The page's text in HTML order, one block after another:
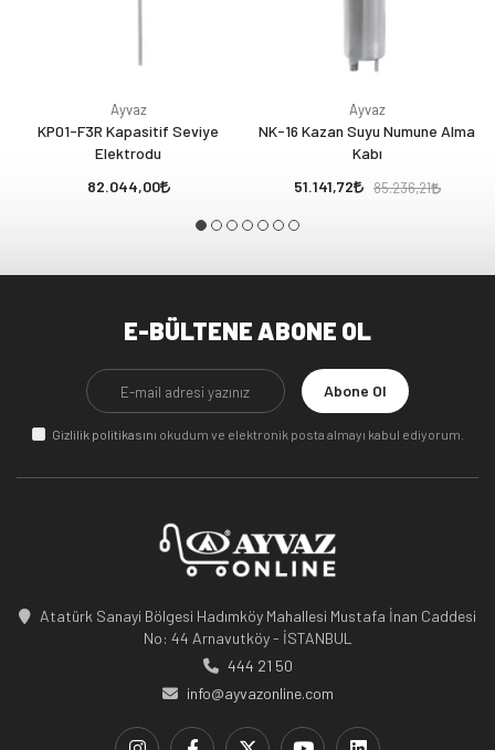
Ayvaz
KP01-F3R Kapasitif Seviye
Elektrodu
82.044,00
Ayvaz
NK-16 Kazan Suyu Numune Alma
Kabı
51.141,72
85.236,21
E-BÜLTENE ABONE OL
Abone Ol
Gizlilik politikasını okudum ve elektronik posta almayı kabul ediyorum.
Atatürk Sanayi Bölgesi Hadımköy Mahallesi Mustafa İnan Caddesi
No: 44 Arnavutköy - İSTANBUL
444 21 50
info@ayvazonline.com